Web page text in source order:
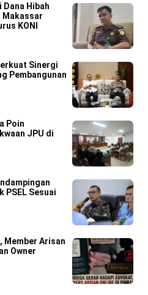
Hibah
Makassar
KONI
Sinergi
Pembangunan
Poin
JPU di
PSEL Sesuai
Member Arisan
Owner